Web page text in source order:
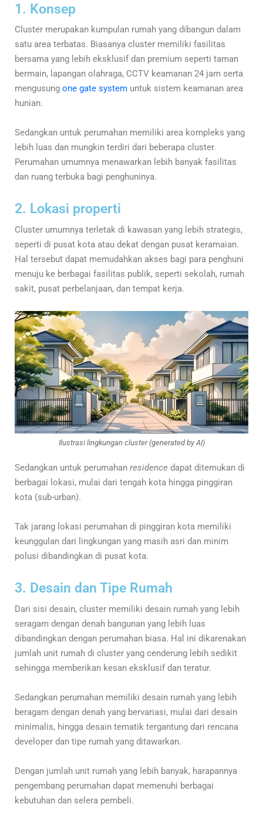
1. Konsep
Cluster merupakan kumpulan rumah yang dibangun dalam
satu area terbatas. Biasanya cluster memiliki fasilitas
bersama yang lebih eksklusif dan premium seperti taman
bermain, lapangan olahraga, CCTV keamanan 24 jam serta
mengusung one gate system untuk sistem keamanan area
hunian.
Sedangkan untuk perumahan memiliki area kompleks yang
lebih luas dan mungkin terdiri dari beberapa cluster.
Perumahan umumnya menawarkan lebih banyak fasilitas
dan ruang terbuka bagi penghuninya.
2. Lokasi properti
Cluster umumnya terletak di kawasan yang lebih strategis,
seperti di pusat kota atau dekat dengan pusat keramaian.
Hal tersebut dapat memudahkan akses bagi para penghuni
menuju ke berbagai fasilitas publik, seperti sekolah, rumah
sakit, pusat perbelanjaan, dan tempat kerja.
Ilustrasi lingkungan cluster (generated by AI)
Sedangkan untuk perumahan residence dapat ditemukan di
berbagai lokasi, mulai dari tengah kota hingga pinggiran
kota (sub-urban).
Tak jarang lokasi perumahan di pinggiran kota memiliki
keunggulan dari lingkungan yang masih asri dan minim
polusi dibandingkan di pusat kota.
3. Desain dan Tipe Rumah
Dari sisi desain, cluster memiliki desain rumah yang lebih
seragam dengan denah bangunan yang lebih luas
dibandingkan dengan perumahan biasa. Hal ini dikarenakan
jumlah unit rumah di cluster yang cenderung lebih sedikit
sehingga memberikan kesan eksklusif dan teratur.
Sedangkan perumahan memiliki desain rumah yang lebih
beragam dengan denah yang bervariasi, mulai dari desain
minimalis, hingga desain tematik tergantung dari rencana
developer dan tipe rumah yang ditawarkan.
Dengan jumlah unit rumah yang lebih banyak, harapannya
pengembang perumahan dapat memenuhi berbagai
kebutuhan dan selera pembeli.